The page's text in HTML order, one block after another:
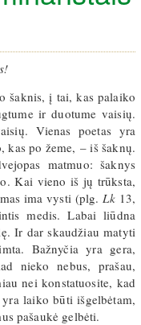
šaknis, į tai, kas palaiko
ir duotume vaisių.
Vienas poetas yra
kas po žeme, – iš šaknų.
matmuo: šaknys
Kai vieno iš jų trūksta,
ima vysti (plg.Lk13,
medis. Labai liūdna
Ir dar skaudžiau matyti
Bažnyčia yra gera,
nieko nebus, prašau,
nei konstatuosite, kad
laiko būti išgelbėtam,
pašaukė gelbėti.